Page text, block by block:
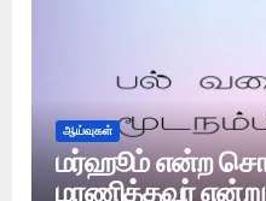
ஆய்வுகள்
மர்ஹூம் என்ற
மரணித்தவர்